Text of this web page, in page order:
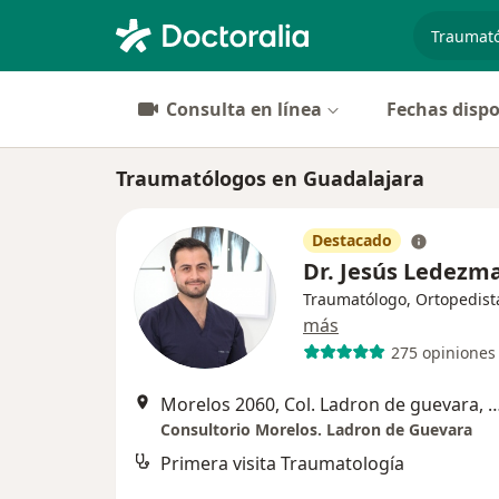
Consulta en línea Fechas
Traumatólogos en Guadalajara
Destacado
Dr. Jesús
Traumatólogo,
más
275 opiniones
Morelos 2060, Col.
Consultorio Morelos. Ladron de Guevara
Primera visita Traumatología